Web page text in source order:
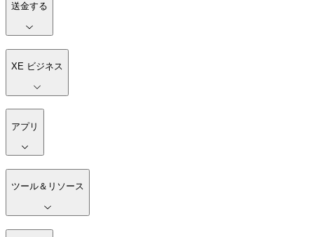
送金する
XE ビジネス
アプリ
ツール＆リソース